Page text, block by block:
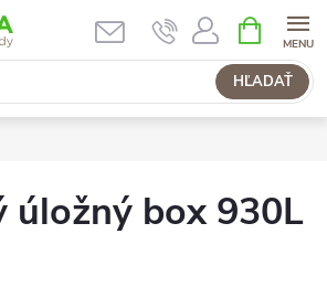
HĽADAŤ
KOŠÍK
úložný box 930L